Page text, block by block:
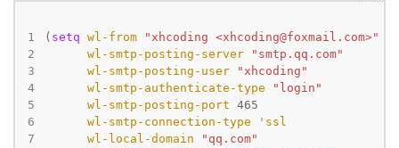
1
2
3
4
5
6
7
( setq wl-from "xhcoding <xhcoding@foxmail.com>"
wl-smtp-posting-server
"smtp.qq.com"
wl-smtp-posting-user
"xhcoding"
wl-smtp-authenticate-type
"login"
wl-smtp-posting-port 465
wl-smtp-connection-type
'ssl
wl-local-domain
"qq.com"